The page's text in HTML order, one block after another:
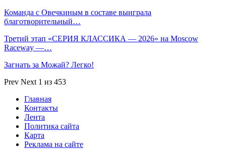
Команда с Овечкиным в составе выиграла
благотворительный…
Третий этап «СЕРИЯ КЛАССИКА — 2026» на Moscow
Raceway —…
Загнать за Можай? Легко!
Prev Next 1 из 453
Главная
Контакты
Лента
Политика сайта
Карта
Реклама на сайте